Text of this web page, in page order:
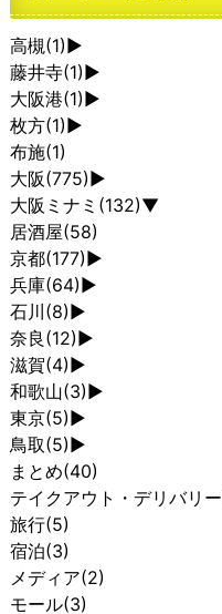
高槻(1)►
藤井寺(1)►
大阪港(1)►
枚方(1)►
布施(1)
大阪(775)►
大阪ミナミ (132)▼
居酒屋(58)
京都(177)►
兵庫(64)►
石川(8)►
奈良 (12)►
滋賀(4)►
和歌山(3)►
東京(5)►
鳥取(5)►
まとめ(40)
テイクアウト・デリバリー
旅行(5)
宿泊(3)
メディア(2)
モール(3)